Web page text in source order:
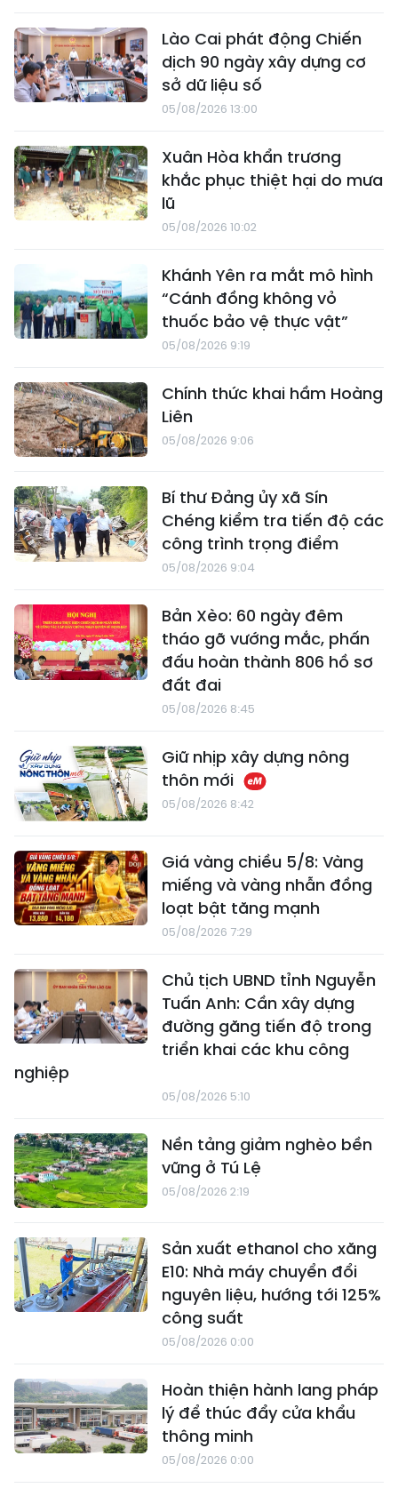
Lào Cai phát động Chiến
dịch 90 ngày xây dựng cơ
sở dữ liệu số
05/08/2026 13:00
Xuân Hòa khẩn trương
khắc phục thiệt hại do mưa
lũ
05/08/2026 10:02
Khánh Yên ra mắt mô hình
“Cánh đồng không vỏ
thuốc bảo vệ thực vật”
05/08/2026 9:19
Chính thức khai hầm Hoàng
Liên
05/08/2026 9:06
Bí thư Đảng ủy xã Sín
Chéng kiểm tra tiến độ các
công trình trọng điểm
05/08/2026 9:04
Bản Xèo: 60 ngày đêm
tháo gỡ vướng mắc, phấn
đấu hoàn thành 806 hồ sơ
đất đai
05/08/2026 8:45
Giữ nhịp xây dựng nông
thôn mới
05/08/2026 8:42
Giá vàng chiều 5/8: Vàng
miếng và vàng nhẫn đồng
loạt bật tăng mạnh
05/08/2026 7:29
Chủ tịch UBND tỉnh Nguyễn
Tuấn Anh: Cần xây dựng
đường găng tiến độ trong
triển khai các khu công
nghiệp
05/08/2026 5:10
Nền tảng giảm nghèo bền
vững ở Tú Lệ
05/08/2026 2:19
Sản xuất ethanol cho xăng
E10: Nhà máy chuyển đổi
nguyên liệu, hướng tới 125%
công suất
05/08/2026 0:00
Hoàn thiện hành lang pháp
lý để thúc đẩy cửa khẩu
thông minh
05/08/2026 0:00